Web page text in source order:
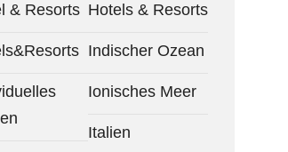
& Resorts Hotels & Resorts
Indischer Ozean
Ionisches Meer
Italien